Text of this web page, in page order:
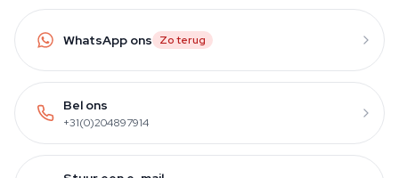
WhatsApp ons Zo terug
Bel ons
+31(0)204897914